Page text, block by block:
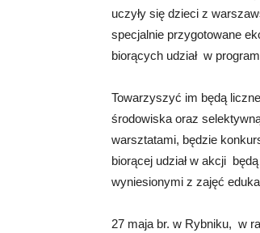
uczyły się dzieci z
specjalnie przygotowane
biorących udział w
Towarzyszyć im będą
środowiska oraz
warsztatami, będzie
biorącej udział w akcji
wyniesionymi z zajęć
27 maja br. w Rybniku, w